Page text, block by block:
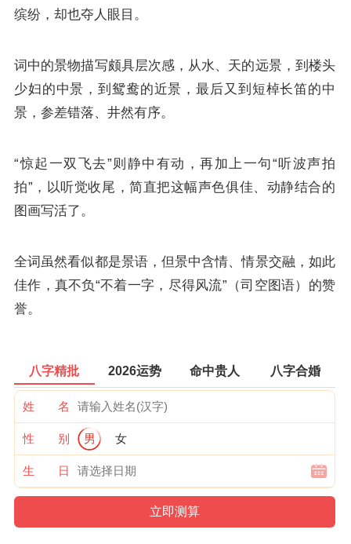
缤纷，却也夺人眼目。
词中的景物描写颇具层次感，从水、天的远景，到楼头
少妇的中景，到鸳鸯的近景，最后又到短棹长笛的中
景，参差错落、井然有序。
“惊起一双飞去”则静中有动，再加上一句“听波声拍
拍”，以听觉收尾，简直把这幅声色俱佳、动静结合的
图画写活了。
全词虽然看似都是景语，但景中含情、情景交融，如此
佳作，真不负“不着一字，尽得风流”（司空图语）的赞
誉。
八字精批 2026运势 命中贵人 八字合婚
姓 名
性 别 男 女
生 日